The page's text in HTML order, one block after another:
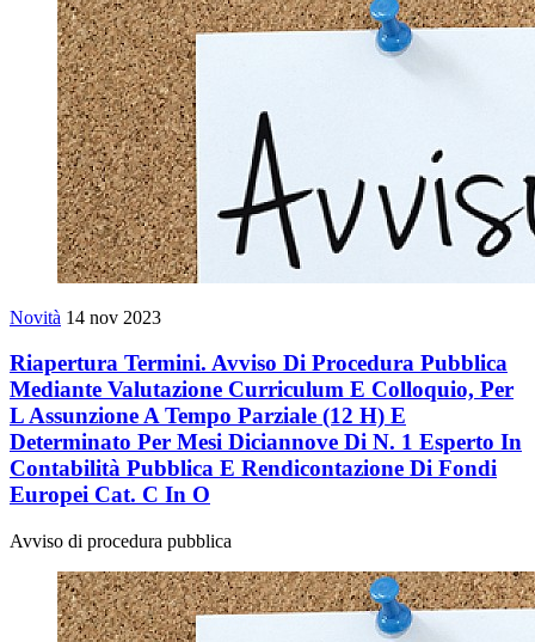
Novità 14 nov 2023
Riapertura Termini. Avviso Di Procedura Pubblica
Mediante Valutazione Curriculum E Colloquio, Per
L Assunzione A Tempo Parziale (12 H) E
Determinato Per Mesi Diciannove Di N. 1 Esperto In
Contabilità Pubblica E Rendicontazione Di Fondi
Europei Cat. C In O
Avviso di procedura pubblica